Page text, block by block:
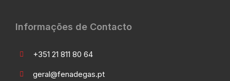
Informações de Contacto
+351 21 811 80 64
geral@fenadegas.pt